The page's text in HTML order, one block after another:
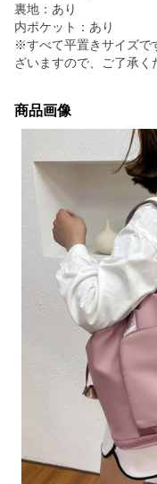
裏地：あり
内ポケット：あり
※すべて平置きサイズで
ざいますので、ご了承く
商品画像